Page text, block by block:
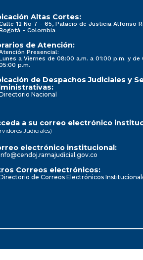
Altas Cortes:
12 No 7 - 65, Palacio de Justicia Alfonso
- Colombia
de Atención:
Presencial:
a Viernes de 08:00 a.m. a 01:00 p.m. y de
p.m.
de Despachos Judiciales y
Nacional
a su correo electrónico
Judiciales)
electrónico institucional:
Correos electrónicos:
de Correos Electrónicos